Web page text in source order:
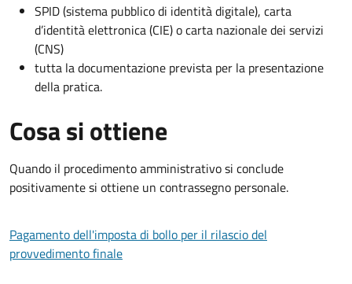
SPID (sistema pubblico di identità digitale), carta
d’identità elettronica (CIE) o carta nazionale dei servizi
(CNS)
tutta la documentazione prevista per la presentazione
della pratica.
Cosa si ottiene
Quando il procedimento amministrativo si conclude
positivamente si ottiene un contrassegno personale.
Pagamento dell'imposta di bollo per il rilascio del
provvedimento finale